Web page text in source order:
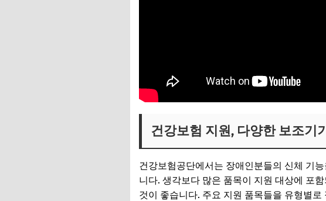
건강보험 지원, 다양한 보조기
건강보험공단에서는 장애인분들의 신체 기
니다. 생각보다 많은 품목이 지원 대상에 포
것이 좋습니다. 주요 지원 품목들을 유형별로